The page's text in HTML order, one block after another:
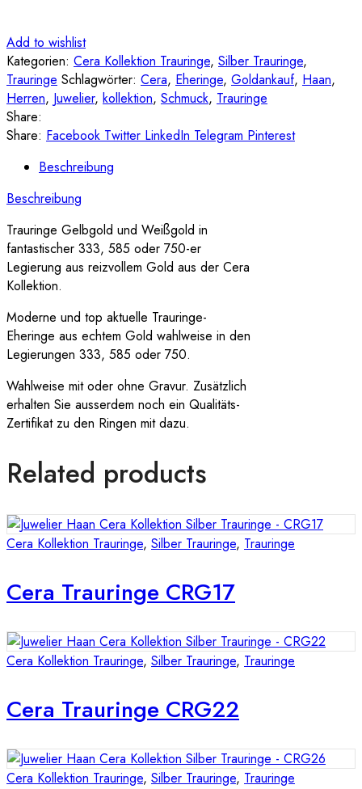
Add to wishlist
Kategorien: Cera Kollektion Trauringe, Silber Trauringe,
Trauringe Schlagwörter: Cera, Eheringe, Goldankauf, Haan,
Herren, Juwelier, kollektion, Schmuck, Trauringe
Share:
Share: Facebook Twitter LinkedIn Telegram Pinterest
Beschreibung
Beschreibung
Trauringe Gelbgold und Weißgold in
fantastischer 333, 585 oder 750-er
Legierung aus reizvollem Gold aus der Cera
Kollektion.
Moderne und top aktuelle Trauringe-
Eheringe aus echtem Gold wahlweise in den
Legierungen 333, 585 oder 750.
Wahlweise mit oder ohne Gravur. Zusätzlich
erhalten Sie ausserdem noch ein Qualitäts-
Zertifikat zu den Ringen mit dazu.
Related products
Cera Kollektion Trauringe, Silber Trauringe, Trauringe
Cera Trauringe CRG17
Cera Kollektion Trauringe, Silber Trauringe, Trauringe
Cera Trauringe CRG22
Cera Kollektion Trauringe, Silber Trauringe, Trauringe